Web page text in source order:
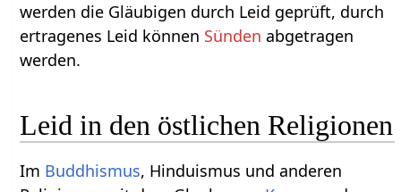
werden die Gläubigen durch Leid geprüft, durch
ertragenes Leid können Sünden abgetragen
werden.
Leid in den östlichen Religionen
Im Buddhismus, Hinduismus und anderen